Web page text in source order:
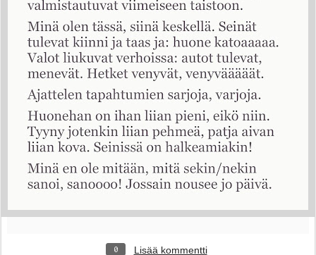
0 Lisää kommentti